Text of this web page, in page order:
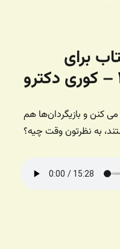
۲۴۶ – کتاب برای
می کنن و بازیگردان‌ها هم
به نظرتون وقت چیه؟